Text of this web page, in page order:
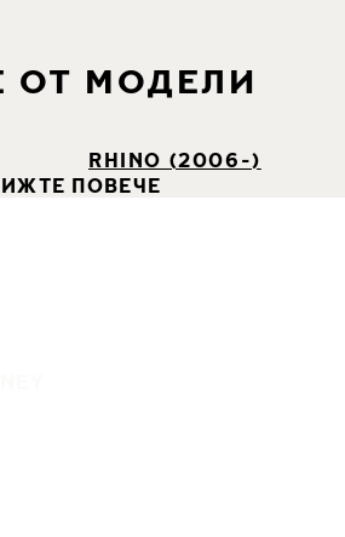
ОТ МОДЕЛИ
RHINO (2006-)
ПОВЕЧЕ